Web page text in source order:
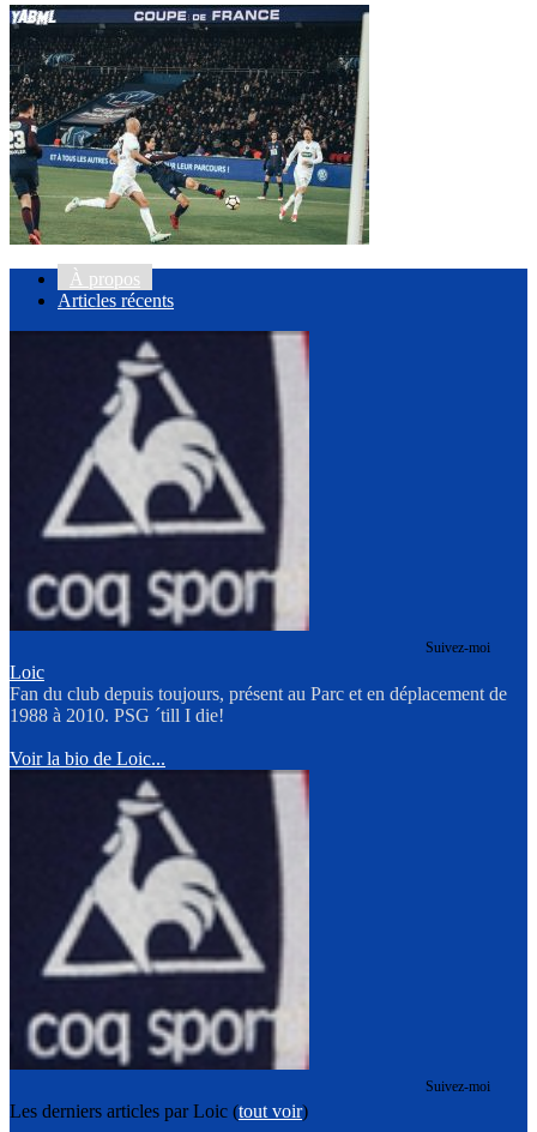
À propos
Articles récents
Suivez-moi
Loic
Fan du club depuis toujours, présent au Parc et en déplacement de
1988 à 2010. PSG ´till I die!
Voir la bio de Loic...
Suivez-moi
Les derniers articles par Loic (tout voir)